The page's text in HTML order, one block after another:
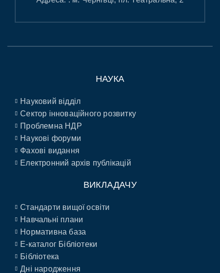
НАУКА
Науковий відділ
Сектор інноваційного розвитку
Проблемна НДР
Наукові форуми
Фахові видання
Електронний архів публікацій
ВИКЛАДАЧУ
Стандарти вищої освіти
Навчальні плани
Нормативна база
E-каталог Бібліотеки
Бібліотека
Дні народження